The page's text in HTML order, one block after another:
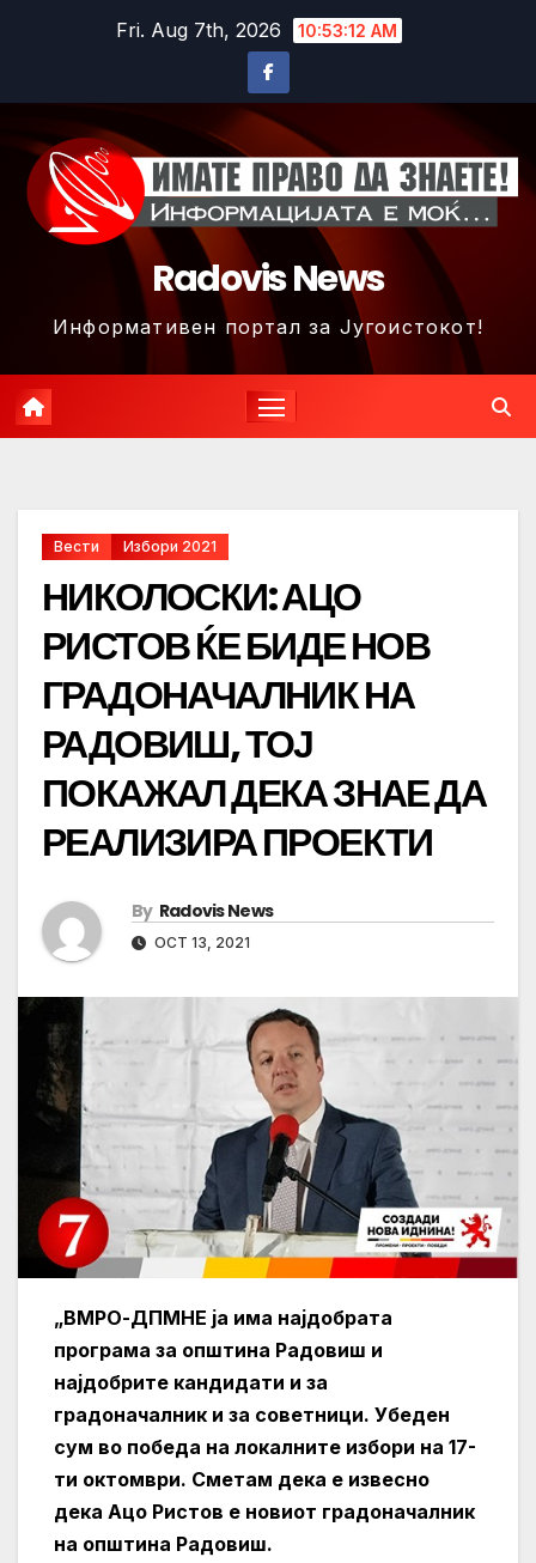
Fri. Aug 7th, 2026 10:53:15 AM
Radovis News
Информативен портал за Југоистокот!
Вести Избори 2021
НИКОЛОСКИ: АЦО
РИСТОВ ЌЕ БИДЕ НОВ
ГРАДОНАЧАЛНИК НА
РАДОВИШ, ТОЈ
ПОКАЖАЛ ДЕКА ЗНАЕ ДА
РЕАЛИЗИРА ПРОЕКТИ
By Radovis News
OCT 13, 2021
„ВМРО-ДПМНЕ ја има најдобрата
програма за општина Радовиш и
најдобрите кандидати и за
градоначалник и за советници. Убеден
сум во победа на локалните избори на 17-
ти октомври. Сметам дека е извесно
дека Ацо Ристов е новиот градоначалник
на општина Радовиш.